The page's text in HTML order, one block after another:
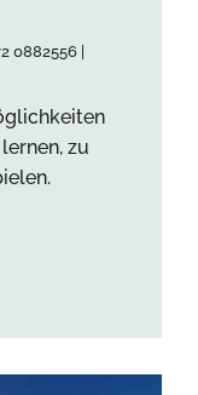
0882556 |
zu